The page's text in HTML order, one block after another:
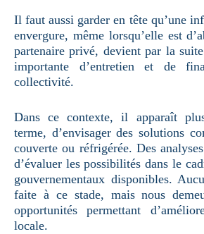
Il faut aussi garder en tête qu’une
envergure, même lorsqu’elle est
partenaire privé, devient par la
importante d’entretien et de
collectivité.
Dans ce contexte, il apparaît
terme, d’envisager des solutions
couverte ou réfrigérée. Des
d’évaluer les possibilités dans le
gouvernementaux disponibles.
faite à ce stade, mais nous
opportunités permettant
locale.